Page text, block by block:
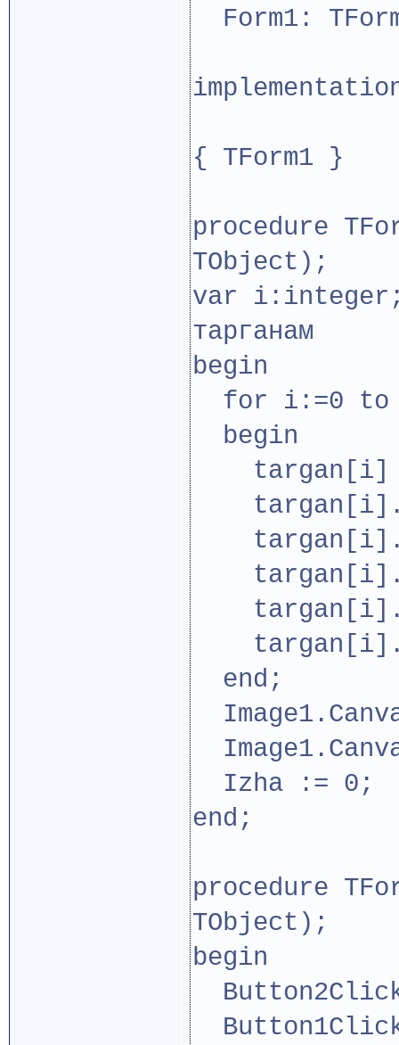
Form1:
{ TForm1 }
procedure
TObject);
var i:integer;
тарганам
begin
for i:=0 to
begin
targan[i]
end;
Izha := 0;
end;
procedure
TObject);
begin